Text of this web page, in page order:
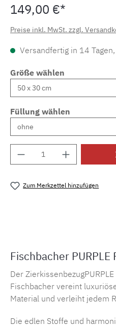
149,00 €*
Preise inkl. MwSt. zzgl.
Versandfertig in 14
Größe wählen
Füllung wählen
Produkt Anzahl:
Zum Merkzettel hinzufügen
Fischbacher
Der
Fischbacher vereint
Material und verleiht jedem
Die edlen Stoffe und